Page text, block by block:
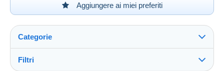
Aggiungere ai miei preferiti
Categorie
Filtri